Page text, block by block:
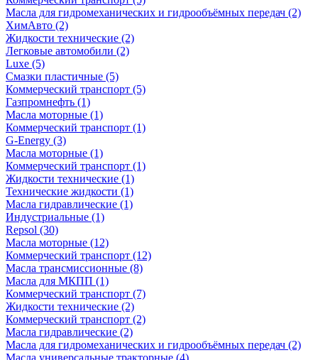
Масла для гидромеханических и гидрообъёмных передач (2)
ХимАвто (2)
Жидкости технические (2)
Легковые автомобили (2)
Luxe (5)
Смазки пластичные (5)
Коммерческий транспорт (5)
Газпромнефть (1)
Масла моторные (1)
Коммерческий транспорт (1)
G-Energy (3)
Масла моторные (1)
Коммерческий транспорт (1)
Жидкости технические (1)
Технические жидкости (1)
Масла гидравлические (1)
Индустриальные (1)
Repsol (30)
Масла моторные (12)
Коммерческий транспорт (12)
Масла трансмиссионные (8)
Масла для МКПП (1)
Коммерческий транспорт (7)
Жидкости технические (2)
Коммерческий транспорт (2)
Масла гидравлические (2)
Масла для гидромеханических и гидрообъёмных передач (2)